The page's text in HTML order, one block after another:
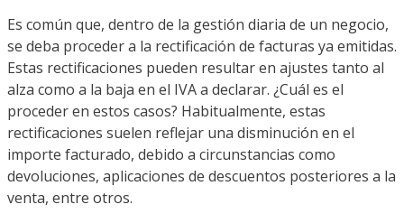
Es común que, dentro de la gestión diaria de un negocio,
se deba proceder a la rectificación de facturas ya emitidas.
Estas rectificaciones pueden resultar en ajustes tanto al
alza como a la baja en el IVA a declarar. ¿Cuál es el
proceder en estos casos? Habitualmente, estas
rectificaciones suelen reflejar una disminución en el
importe facturado, debido a circunstancias como
devoluciones, aplicaciones de descuentos posteriores a la
venta, entre otros.